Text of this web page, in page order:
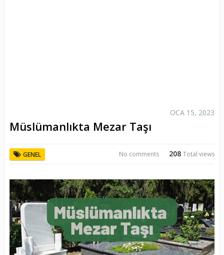
OCA 15, 2023
Müslümanlıkta Mezar Taşı
GENEL 208Total views
No comments